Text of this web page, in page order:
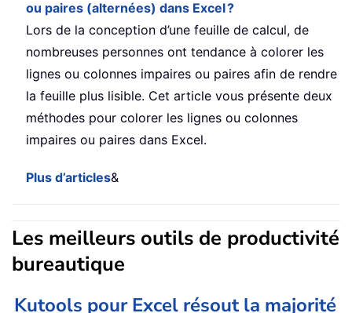
ou paires (alternées) dans Excel ?
Lors de la conception d’une feuille de calcul, de
nombreuses personnes ont tendance à colorer les
lignes ou colonnes impaires ou paires afin de rendre
la feuille plus lisible. Cet article vous présente deux
méthodes pour colorer les lignes ou colonnes
impaires ou paires dans Excel.
Plus d’articles&
Les meilleurs outils de productivité
bureautique
Kutools pour Excel résout la majorité